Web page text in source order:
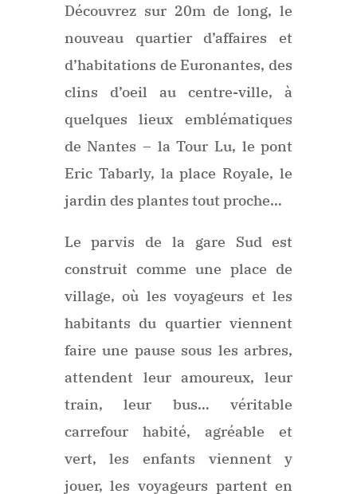
Découvrez sur 20m de long, le
nouveau quartier d’affaires et
d’habitations de Euronantes, des
clins d’oeil au centre-ville, à
quelques lieux emblématiques
de Nantes – la Tour Lu, le pont
Eric Tabarly, la place Royale, le
jardin des plantes tout proche…
Le parvis de la gare Sud est
construit comme une place de
village, où les voyageurs et les
habitants du quartier viennent
faire une pause sous les arbres,
attendent leur amoureux, leur
train, leur bus… véritable
carrefour habité, agréable et
vert, les enfants viennent y
jouer, les voyageurs partent en